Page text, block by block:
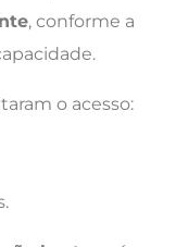
, conforme a
o acesso: